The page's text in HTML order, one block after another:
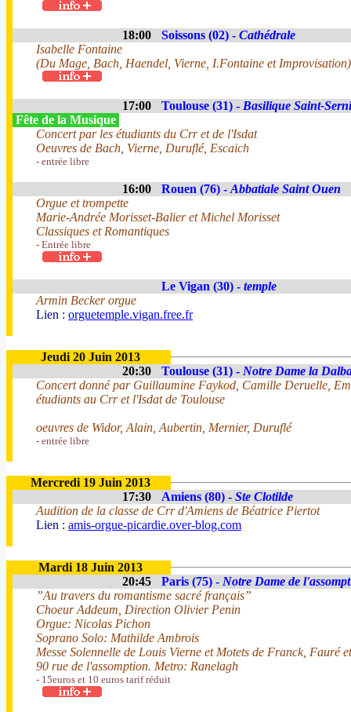
18:00 Soissons (02) - Cathédrale
Isabelle Fontaine
(Du Mage, Bach, Haendel, Vierne, I.Fontaine et Improvisation)
17:00 Toulouse (31) - Basilique Saint-
Fête de la Musique
Concert par les étudiants du Crr et de l'Isdat
Oeuvres de Bach, Vierne, Duruflé, Escaich
- entrée libre
16:00 Rouen (76) - Abbatiale Saint Ouen
Orgue et trompette
Marie-Andrée Morisset-Balier et Michel Morisset
Classiques et Romantiques
- Entrée libre
Le Vigan (30) - temple
Armin Becker orgue
Lien : orguetemple.vigan.free.fr
Jeudi 20 Juin 2013
20:30
Toulouse (31) - Notre Dame la
Concert donné par Guillaumine Faykod, Camille Deruelle,
étudiants au Crr et l'Isdat de Toulouse
oeuvres de Widor, Alain, Aubertin, Mernier, Duruflé
- entrée libre
Mercredi 19 Juin 2013
17:30
Amiens (80) - Ste Clotilde
Audition de la classe de Crr d'Amiens de Béatrice Piertot
Lien : amis-orgue-picardie.over-blog.com
Mardi 18 Juin 2013
20:45
Paris (75) - Notre Dame de
”Au travers du romantisme sacré français”
Choeur Addeum, Direction Olivier Penin
Orgue: Nicolas Pichon
Soprano Solo: Mathilde Ambrois
Messe Solennelle de Louis Vierne et Motets de Franck, Fauré
90 rue de l'assomption. Metro: Ranelagh
- 15euros et 10 euros tarif réduit